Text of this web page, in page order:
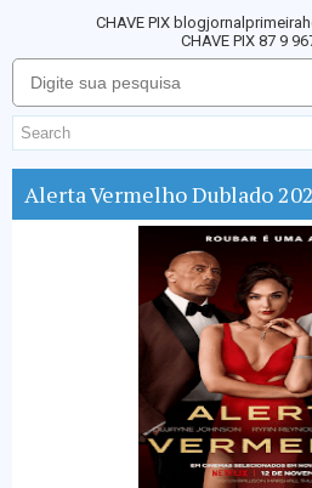
CHAVE PIX
CHAVE PIX 87 9
Alerta Vermelho Dublado